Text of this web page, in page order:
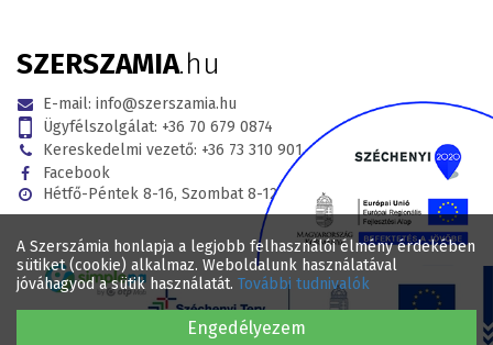
A Szerszámia honlapja a legjobb felhasználói élmény érdekében
sütiket (cookie) alkalmaz. Weboldalunk használatával
jóváhagyod a sütik használatát. További tudnivalók
Engedélyezem
SZERSZAMIA.hu
E-mail: info@szerszamia.hu
Ügyfélszolgálat: +36 70 679 0874
Kereskedelmi vezető: +36 73 310 901
Facebook
Hétfő-Péntek 8-16, Szombat 8-12
© 2017 - 2026 . Minden jog fenntartva SZERSZAMIA.hu Webáruház .